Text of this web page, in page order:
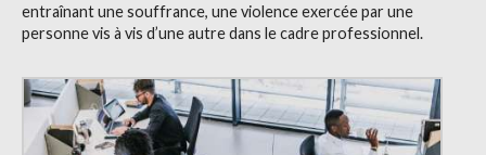
entraînant une souffrance, une violence exercée par une
personne vis à vis d’une autre dans le cadre professionnel.